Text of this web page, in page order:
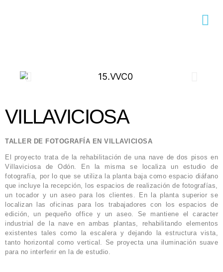
VILLAVICIOSA
TALLER DE FOTOGRAFÍA EN VILLAVICIOSA
El proyecto trata de la rehabilitación de una nave de dos pisos en
Villaviciosa de Odón. En la misma se localiza un estudio de
fotografía, por lo que se utiliza la planta baja como espacio diáfano
que incluye la recepción, los espacios de realización de fotografías,
un tocador y un aseo para los clientes. En la planta superior se
localizan las oficinas para los trabajadores con los espacios de
edición, un pequeño office y un aseo. Se mantiene el caracter
industrial de la nave en ambas plantas, rehabilitando elementos
existentes tales como la escalera y dejando la estructura vista,
tanto horizontal como vertical. Se proyecta una iluminación suave
para no interferir en la de estudio.